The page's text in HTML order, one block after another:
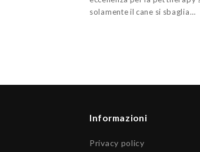
solamente il cane si sbaglia…
Informazioni
Privacy policy